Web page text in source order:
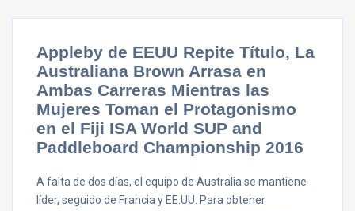
Appleby de EEUU Repite Título, La
Australiana Brown Arrasa en
Ambas Carreras Mientras las
Mujeres Toman el Protagonismo
en el Fiji ISA World SUP and
Paddleboard Championship 2016
A falta de dos días, el equipo de Australia se mantiene
líder, seguido de Francia y EE.UU. Para obtener